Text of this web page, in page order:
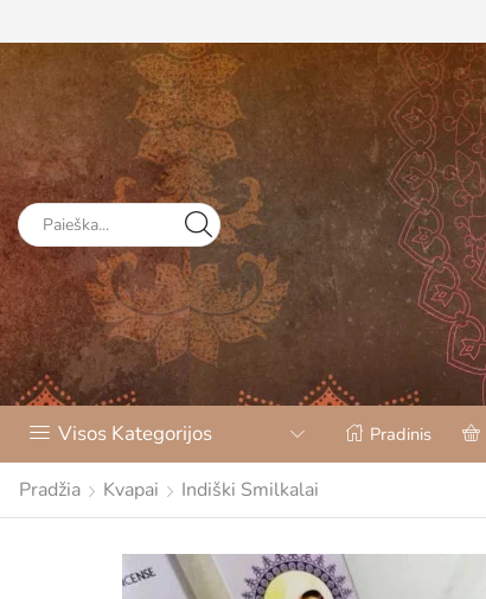
Visos Kategorijos Pradinis
Pradžia Kvapai Indiški Smilkalai